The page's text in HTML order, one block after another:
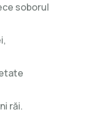
soborul
răi.